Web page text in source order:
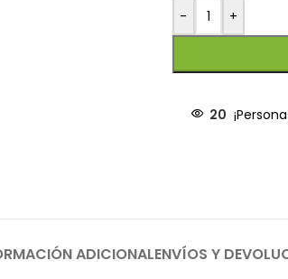
- +
20
ADICIONALENVÍOS Y